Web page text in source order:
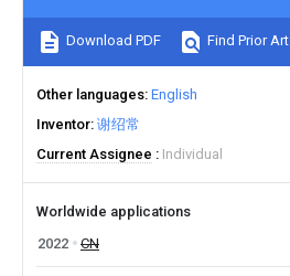
Download PDF Find Prior Art
Other languages English
Inventor 谢绍常
Current Assignee
Individual
Worldwide applications
2022
CN